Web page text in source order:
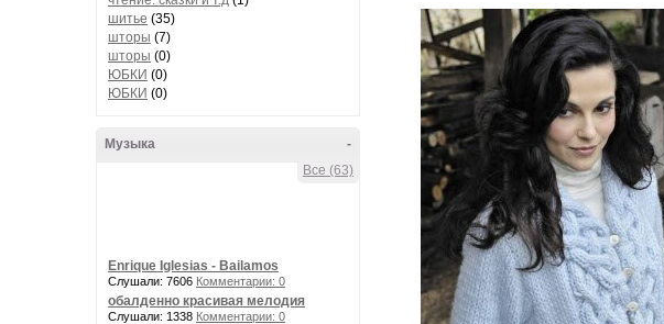
шитье (35)
шторы (7)
шторы (0)
ЮБКИ (0)
ЮБКИ (0)
-
Музыка
Все (63)
Enrique Iglesias - Bailamos
Слушали: 7606 Комментарии: 0
обалденно красивая мелодия
Слушали: 1338 Комментарии: 0